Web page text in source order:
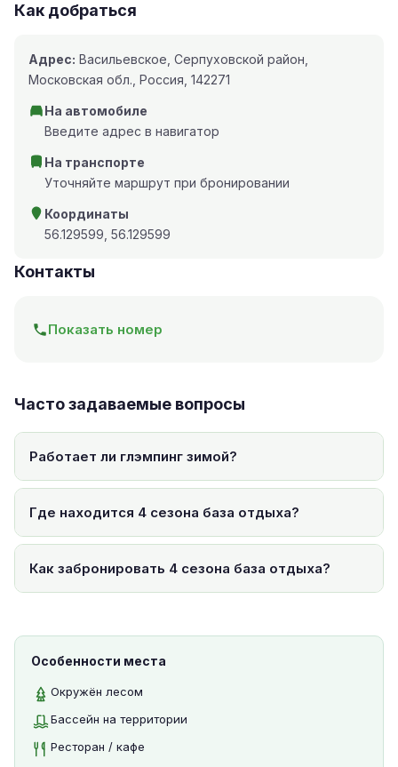
Как добраться
Адрес: Васильевское, Серпуховской район,
Московская обл., Россия, 142271
На автомобиле
Введите адрес в навигатор
На транспорте
Уточняйте маршрут при бронировании
Координаты
56.129599, 56.129599
Контакты
Показать номер
Часто задаваемые вопросы
Работает ли глэмпинг зимой?
Где находится 4 сезона база отдыха?
Как забронировать 4 сезона база отдыха?
Особенности места
Окружён лесом
Бассейн на территории
Ресторан / кафе